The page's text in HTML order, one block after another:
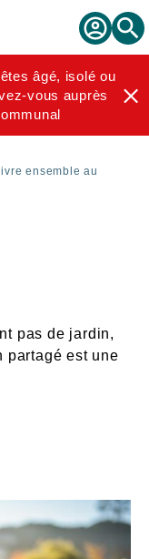
Espace
locataire
âgé, isolé ou
vous auprès
ensemble au
pas de jardin,
partagé est une